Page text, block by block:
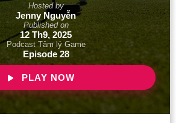
Hosted by
Jenny Nguyễn
Published on
12 Th9, 2025
Podcast Tâm lý Game
Episode 28
PLAY NOW